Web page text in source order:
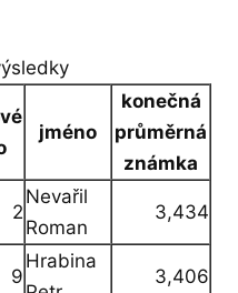
jméno
konečná
průměrná
známka
2
Nevařil
Roman
3,434
9
Hrabina
3,406